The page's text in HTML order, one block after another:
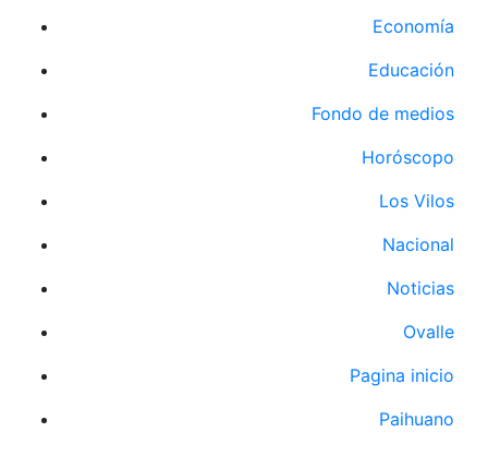
Economía
Educación
Fondo de medios
Horóscopo
Los Vilos
Nacional
Noticias
Ovalle
Pagina inicio
Paihuano